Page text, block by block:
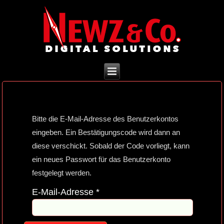
Bitte die E-Mail-Adresse des Benutzerkontos
eingeben. Ein Bestätigungscode wird dann an
diese verschickt. Sobald der Code vorliegt, kann
ein neues Passwort für das Benutzerkonto
festgelegt werden.
E-Mail-Adresse*